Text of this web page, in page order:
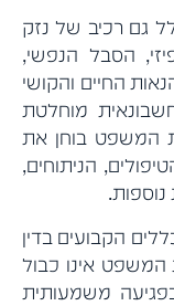
גם רכיב של נזק
הסבל הנפשי,
החיים והקושי
מוחלטת
המשפט בוחן את
הניתוחים,
הקבועים בדין
המשפט אינו כבול
משמעותית